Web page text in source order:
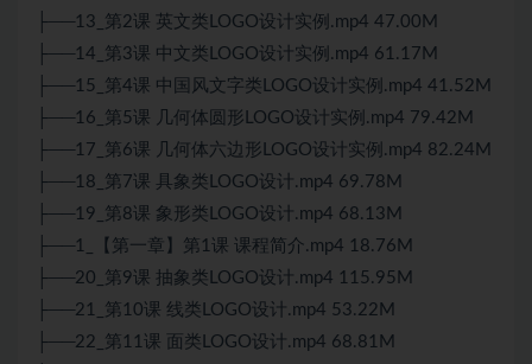
├──13_第2课 英文类LOGO设计实例.mp4 47.00M
├──14_第3课 中文类LOGO设计实例.mp4 61.17M
├──15_第4课 中国风文字类LOGO设计实例.mp4 41.52M
├──16_第5课 几何体圆形LOGO设计实例.mp4 79.42M
├──17_第6课 几何体六边形LOGO设计实例.mp4 82.24M
├──18_第7课 具象类LOGO设计.mp4 69.78M
├──19_第8课 象形类LOGO设计.mp4 68.13M
├──1_【第一章】第1课 课程简介.mp4 18.76M
├──20_第9课 抽象类LOGO设计.mp4 115.95M
├──21_第10课 线类LOGO设计.mp4 53.22M
├──22_第11课 面类LOGO设计.mp4 68.81M